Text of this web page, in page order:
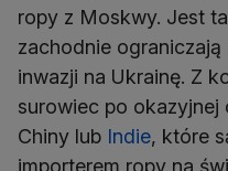
ropy z Moskwy. Jest
zachodnie
inwazji na Ukrainę. Z
surowiec po okazyjnej
Chiny lub Indie, które
importerem ropy na